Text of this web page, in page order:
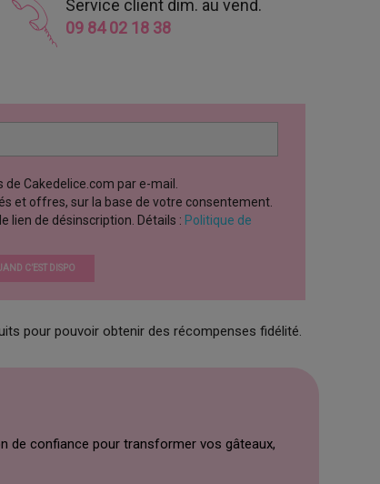
Service client dim. au vend.
09 84 02 18 38
Cakedelice.com par e-mail.
et offres, sur la base de votre consentement.
lien de désinscription. Détails : Politique de
C’EST DISPO
pour pouvoir obtenir des récompenses fidélité.
de confiance pour transformer vos gâteaux,